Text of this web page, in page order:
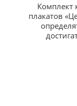
Комплект
плакатов